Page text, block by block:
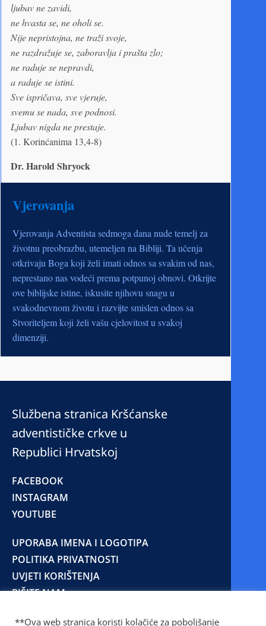
ljubav ne zavidi,
ne hvasta se, ne oholi se.
Nije nepristojna, ne traži svoje,
ne razdražuje se, zaboravlja i prašta zlo;
ne raduje se nepravdi,
a raduje se istini.
Sve ispričava, sve vjeruje,
svemu se nada, sve podnosi.
Ljubav nigda ne prestaje.
(1. Korinćanima 13,4-8)
Dr. Harold Shryock
Vjerovanja
Vjerovanja Adventista sedmoga dana nude temelj za
životnu preobrazbu, utemeljen na Bibliji. Ta učenja
otkrivaju Boga koji želi imati odnos sa svakim od nas,
neprestano nas vodeći prema potpunoj obnovi. Otkrijte
ove biblijske istine, iskusite njihovu snagu u
svakodnevnom životu i razvijte smislen odnos sa
Stvoriteljem koji želi vašu cjelovitost u svakoj
dimenziji.
Službena stranica Kršćanske
adventističke crkve u
Republici Hrvatskoj
FACEBOOK
INSTAGRAM
YOUTUBE
UPORABA IMENA I LOGOTIPA
POLITIKA PRIVATNOSTI
UVJETI KORIŠTENJA
PIŠITE NAM
**Ova web stranica koristi kolačiće za poboljšanje